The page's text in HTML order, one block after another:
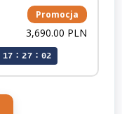
Promocja
3,690.00 PLN
17 : 27 : 02